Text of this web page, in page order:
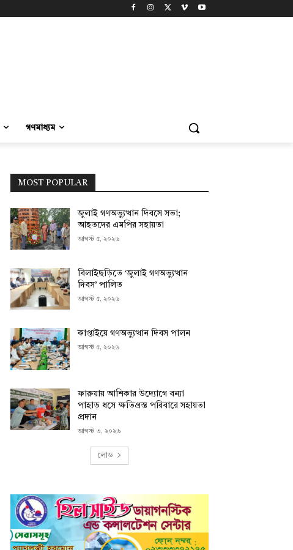
গণমাধ্যম
MOST POPULAR
জুলাই গণঅভ্যুত্থান দিবসে সভা;
আহতদের এমপির সহায়তা
আগস্ট ৫, ২০২৬
বিলাইছড়িতে ‘জুলাই গণঅভ্যুত্থান
দিবস’ পালিত
আগস্ট ৫, ২০২৬
কাপ্তাইয়ে গণঅভ্যুত্থান দিবস পালন
আগস্ট ৫, ২০২৬
ফারুয়ায় আশিকার উদ্যোগে বন্যা
পাহাড় ধসে ক্ষতিগ্রস্ত পরিবারে সহায়তা
প্রদান
আগস্ট ৩, ২০২৬
লোড